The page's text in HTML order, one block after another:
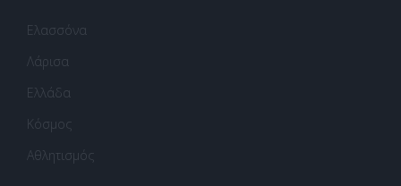
Ελασσόνα
Λάρισα
Ελλάδα
Κόσμος
Αθλητισμός